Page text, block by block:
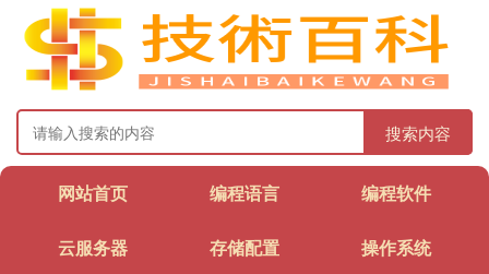
搜索内容
网站首页 编程语言 编程软件
云服务器 存储配置 操作系统